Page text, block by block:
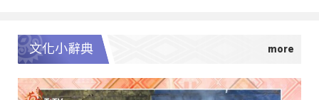
文化小辭典